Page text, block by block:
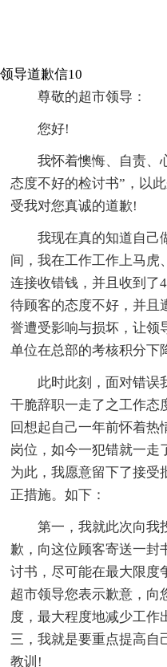
领导道歉信10
尊敬的超市领导：
您好!
我怀着懊悔、自责、
态度不好的检讨书”，以
受我对您真诚的道歉!
我现在真的知道自己
间，我在工作工作上马虎
连接收错钱，并且收到了
待顾客的态度不好，并且
誉遭受影响与损坏，让领
单位在总部的考核积分下
此时此刻，面对错误
干脆辞职一走了之工作态
回想起自己一年前怀着热
岗位，如今一犯错就一走
为此，我愿意留下了接受
正措施。如下：
第一，我就此次向我
歉，向这位顾客寄送一封
讨书，尽可能在最大限度
超市领导您表示歉意，向
度，最大程度地减少工作
三，我就是要重点提高自
教训!